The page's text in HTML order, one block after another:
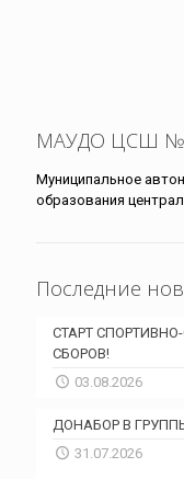
МАУДО ЦСШ
Муниципальное
образования
Последние
СТАРТ
СБОРОВ!
03.08.2026
ДОНАБОР В
31.07.2026